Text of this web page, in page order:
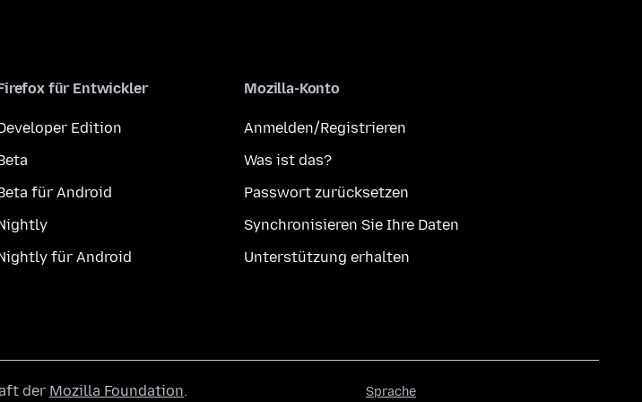
für Entwickler
Edition
für Android
für Android
Mozilla-Konto
Anmelden/Registrieren
Was ist das?
Passwort zurücksetzen
Synchronisieren Sie Ihre Daten
Unterstützung erhalten
Sprache
der Mozilla Foundation.